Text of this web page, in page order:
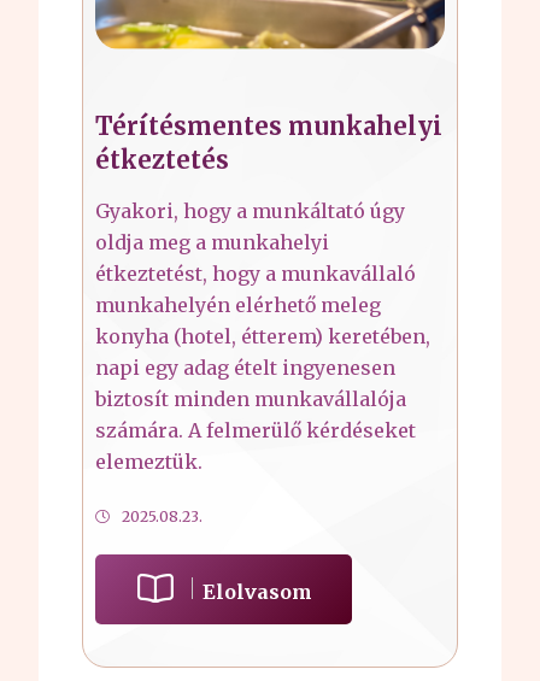
Térítésmentes munkahelyi
étkeztetés
Gyakori, hogy a munkáltató úgy
oldja meg a munkahelyi
étkeztetést, hogy a munkavállaló
munkahelyén elérhető meleg
konyha (hotel, étterem) keretében,
napi egy adag ételt ingyenesen
biztosít minden munkavállalója
számára. A felmerülő kérdéseket
elemeztük.
2025.08.23.
Elolvasom